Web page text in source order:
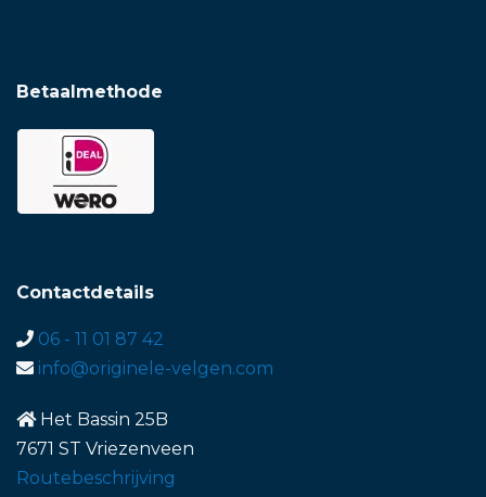
Betaalmethode
Contactdetails
06 - 11 01 87 42
info@originele-velgen.com
Het Bassin 25B
7671 ST Vriezenveen
Routebeschrijving